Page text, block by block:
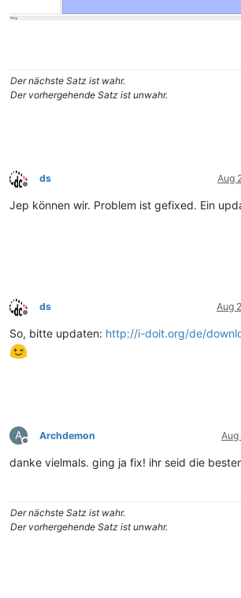
Der nächste Satz ist wahr.
Der vorhergehende Satz ist unwahr.
Offline
ds Aug
Jep können wir. Problem ist gefixed. Ein
Offline
ds Aug
So, bitte updaten: http://i-doit.org/de/
A
Offline
Archdemon Aug
danke vielmals. ging ja fix! ihr seid die
Der nächste Satz ist wahr.
Der vorhergehende Satz ist unwahr.